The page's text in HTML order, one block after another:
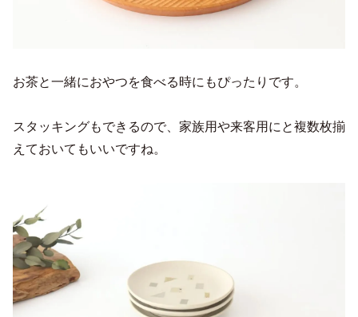
お茶と一緒におやつを食べる時にもぴったりです。
スタッキングもできるので、家族用や来客用にと複数枚揃
えておいてもいいですね。